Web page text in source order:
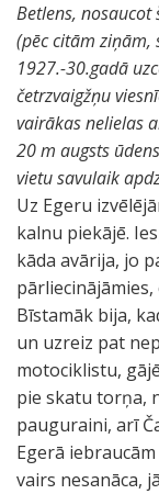
Betlens,
(pēc citām ziņām,
1927.-30.gadā
četrzvaigžņu
vairākas nelielas
20 m augsts
vietu savulaik
Uz Egeru
kalnu piekājē.
kāda avārija, jo
Bīstamāk bija,
un uzreiz pat
motociklistu,
pie skatu torņa,
pauguraini, arī
Egerā
vairs nesanāca,